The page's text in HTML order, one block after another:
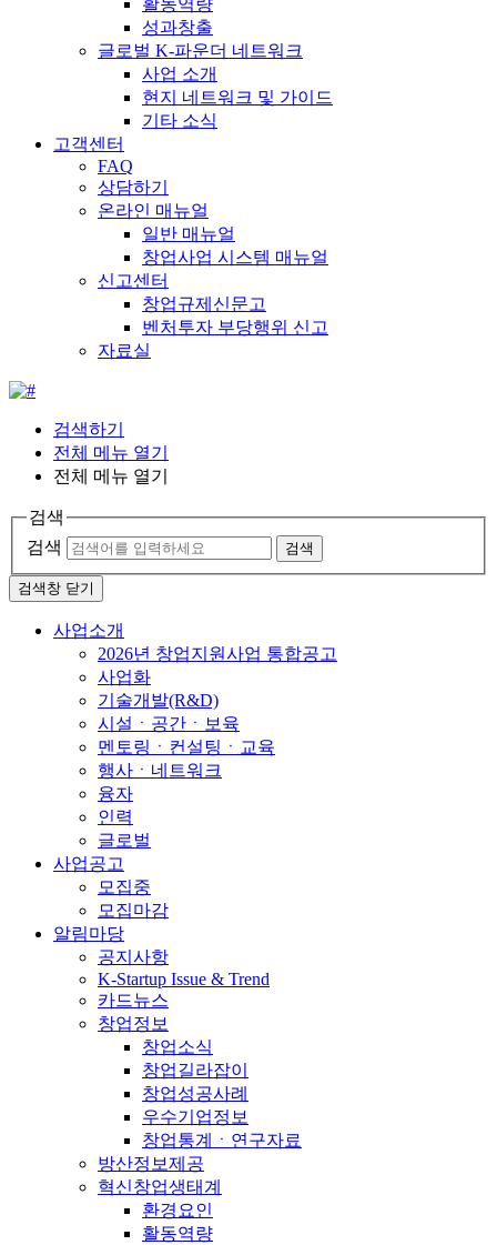
성과창출
글로벌 K-파운더 네트워크
사업 소개
현지 네트워크 및 가이드
기타 소식
고객센터
FAQ
상담하기
온라인 매뉴얼
일반 매뉴얼
창업사업 시스템 매뉴얼
신고센터
창업규제신문고
벤처투자 부당행위 신고
자료실
검색하기
전체 메뉴 열기
전체 메뉴 열기
검색
검색
검색
검색창 닫기
사업소개
2026년 창업지원사업 통합공고
사업화
기술개발(R&D)
시설ㆍ공간ㆍ보육
멘토링ㆍ컨설팅ㆍ교육
행사ㆍ네트워크
융자
인력
글로벌
사업공고
모집중
모집마감
알림마당
공지사항
K-Startup Issue & Trend
카드뉴스
창업정보
창업소식
창업길라잡이
창업성공사례
우수기업정보
창업통계ㆍ연구자료
방산정보제공
혁신창업생태계
환경요인
활동역량